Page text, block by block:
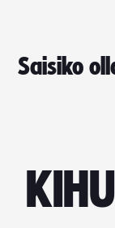
Saisiko
KIHU